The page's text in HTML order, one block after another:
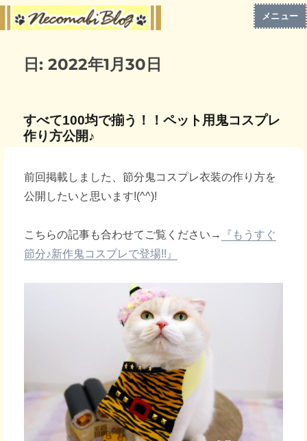
メニュー
日:2022年1月30日
すべて100均で揃う！！ペット用鬼コスプレ
作り方公開♪
前回掲載しました、節分鬼コスプレ衣装の作り方を
公開したいと思います!(^^)!
こちらの記事も合わせてご覧ください→
『もうすぐ
節分♪新作鬼コスプレで登場!!』